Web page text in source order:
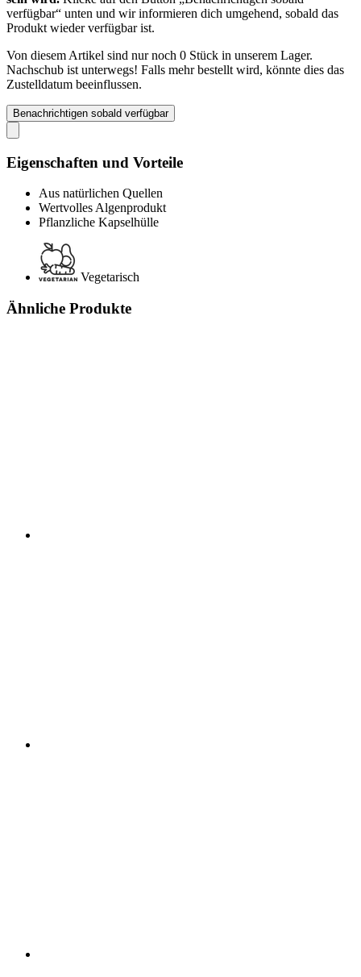
verfügbar“ unten und wir informieren dich umgehend, sobald das
Produkt wieder verfügbar ist.
Von diesem Artikel sind nur noch 0 Stück in unserem Lager.
Nachschub ist unterwegs! Falls mehr bestellt wird, könnte dies das
Zustelldatum beeinflussen.
Benachrichtigen sobald verfügbar
Eigenschaften und Vorteile
Aus natürlichen Quellen
Wertvolles Algenprodukt
Pflanzliche Kapselhülle
Vegetarisch
Ähnliche Produkte